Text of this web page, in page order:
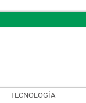
TECNOLOGÍA